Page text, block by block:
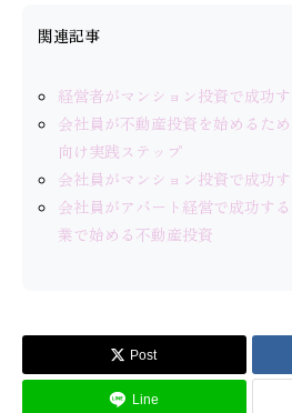
関連記事
経営者がマンション投資で成功
会社員が不動産投資を始めるた
向け実践ステップ
会社員がマンション投資で成功
会社員がアパート経営で成功す
業で始める不動産投資
Post
Line